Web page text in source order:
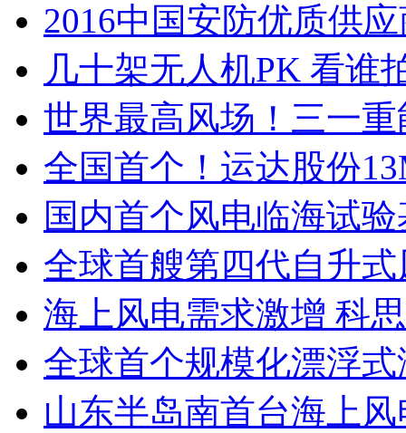
2016中国安防优质供
几十架无人机PK 看谁
世界最高风场！三一重
全国首个！运达股份
国内首个风电临海试
全球首艘第四代自升式
海上风电需求激增 科
全球首个规模化漂浮式
山东半岛南首台海上